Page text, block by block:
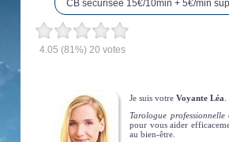
CB sécurisee 15€/10min + 5€/min sup
4.05 (81%) 20 votes
Je suis votre Voyante Léa
Tarologue professionnelle
pour vous aider
au bien-être.